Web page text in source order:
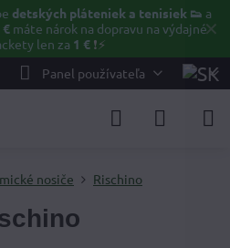
✕
detských pláteniek a tenisiek 👟 a
máte nárok na dopravu na výdajné
len za 1 € ❗⚡️
Panel používateľa
nosiče Rischino